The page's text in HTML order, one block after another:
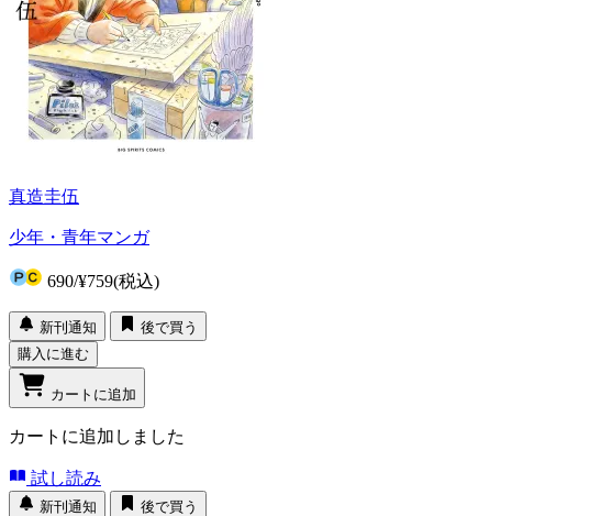
真造圭伍
少年・青年マンガ
690/¥759(税込)
新刊通知
後で買う
購入に進む
カートに追加
カートに追加しました
試し読み
新刊通知 後で買う